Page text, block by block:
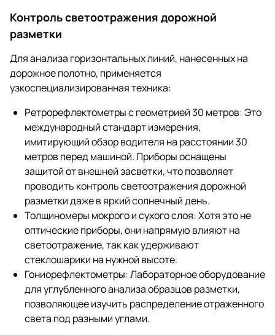
Контроль светоотражения дорожной
разметки
Для анализа горизонтальных линий, нанесенных на
дорожное полотно, применяется
узкоспециализированная техника:
Ретрорефлектометры с геометрией 30 метров: Это
международный стандарт измерения,
имитирующий обзор водителя на расстоянии 30
метров перед машиной. Приборы оснащены
защитой от внешней засветки, что позволяет
проводить контроль светоотражения дорожной
разметки даже в яркий солнечный день.
Толщиномеры мокрого и сухого слоя: Хотя это не
оптические приборы, они напрямую влияют на
светоотражение, так как удерживают
стеклошарики на нужной высоте.
Гониорефлектометры: Лабораторное оборудование
для углубленного анализа образцов разметки,
позволяющее изучить распределение отраженного
света под разными углами.